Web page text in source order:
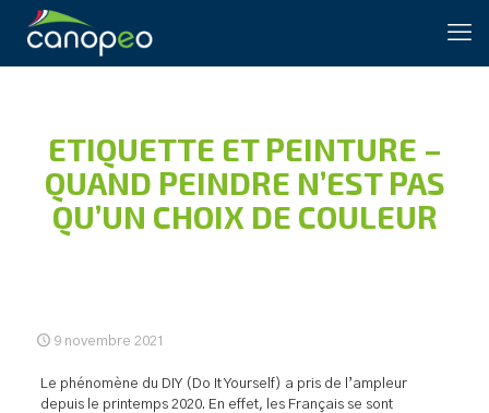
ETIQUETTE ET PEINTURE –
QUAND PEINDRE N’EST PAS
QU’UN CHOIX DE COULEUR
9 novembre 2021
Le phénomène du DIY (Do It Yourself) a pris de l’ampleur
depuis le printemps 2020. En effet, les Français se sont